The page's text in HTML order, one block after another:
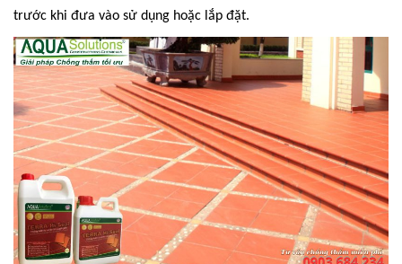
trước khi đưa vào sử dụng hoặc lắp đặt.